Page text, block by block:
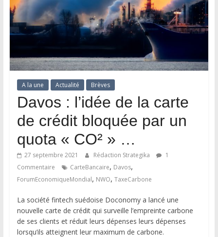
A la une Actualité Brèves
Davos : l’idée de la carte
de crédit bloquée par un
quota « CO² » …
27 septembre 2021 Rédaction Strategika
1
Commentaire
CarteBancaire, Davos,
ForumEconomiqueMondial, NWO, TaxeCarbone
La société fintech suédoise Doconomy a lancé une
nouvelle carte de crédit qui surveille l’empreinte carbone
de ses clients et réduit leurs dépenses leurs dépenses
lorsqu’ils atteignent leur maximum de carbone.